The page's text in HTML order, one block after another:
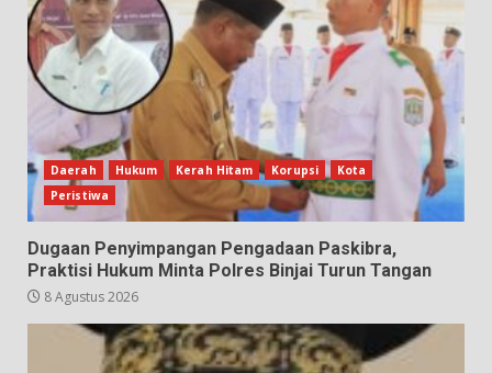
Daerah Hukum Kerah Hitam Korupsi
Kota
Peristiwa
Dugaan Penyimpangan Pengadaan Paskibra,
Praktisi Hukum Minta Polres Binjai Turun Tangan
8 Agustus 2026